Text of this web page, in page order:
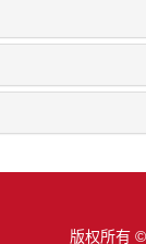
版权所有